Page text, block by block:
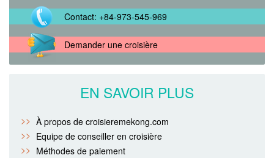
Contact: +84-973-545-969
Demander une croisière
EN SAVOIR PLUS
À propos de croisieremekong.com
Equipe de conseiller en croisière
Méthodes de paiement